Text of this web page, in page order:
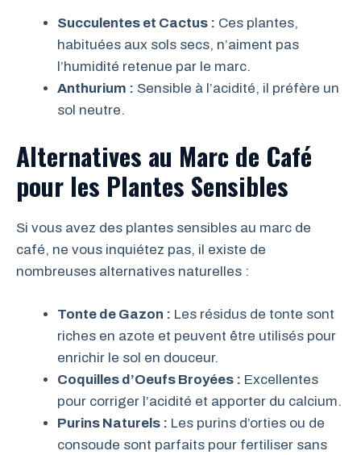
Succulentes et Cactus : Ces plantes,
habituées aux sols secs, n’aiment pas
l’humidité retenue par le marc.
Anthurium : Sensible à l’acidité, il préfère un
sol neutre.
Alternatives au Marc de Café
pour les Plantes Sensibles
Si vous avez des plantes sensibles au marc de
café, ne vous inquiétez pas, il existe de
nombreuses alternatives naturelles :
Tonte de Gazon : Les résidus de tonte sont
riches en azote et peuvent être utilisés pour
enrichir le sol en douceur.
Coquilles d’Oeufs Broyées : Excellentes
pour corriger l’acidité et apporter du calcium.
Purins Naturels : Les purins d’orties ou de
consoude sont parfaits pour fertiliser sans